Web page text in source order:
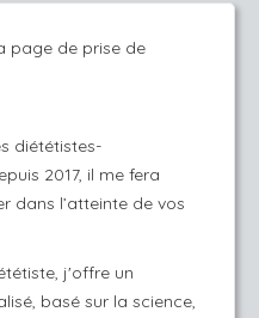
page de prise de
diététistes-
2017, il me fera
dans l’atteinte de vos
j'offre un
basé sur la science,